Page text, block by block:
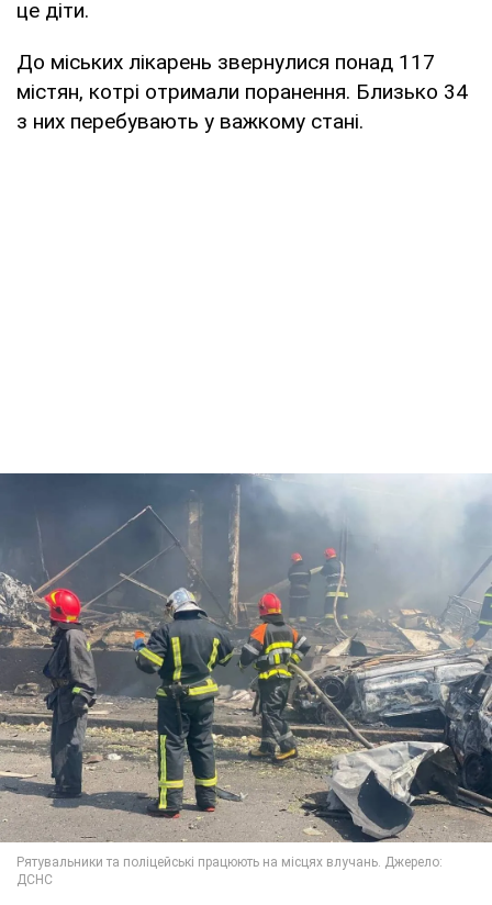
це діти.
До міських лікарень звернулися понад 117
містян, котрі отримали поранення. Близько 34
з них перебувають у важкому стані.